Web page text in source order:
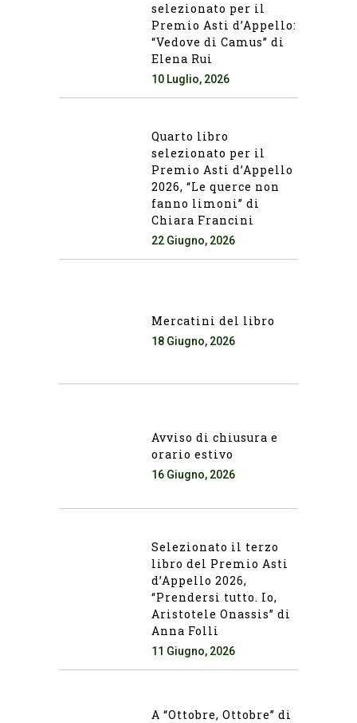
selezionato per il
Premio Asti d’Appello:
“Vedove di Camus” di
Elena Rui
10 Luglio, 2026
Quarto libro
selezionato per il
Premio Asti d’Appello
2026, “Le querce non
fanno limoni” di
Chiara Francini
22 Giugno, 2026
Mercatini del libro
18 Giugno, 2026
Avviso di chiusura e
orario estivo
16 Giugno, 2026
Selezionato il terzo
libro del Premio Asti
d’Appello 2026,
“Prendersi tutto. Io,
Aristotele Onassis” di
Anna Folli
11 Giugno, 2026
A “Ottobre, Ottobre” di